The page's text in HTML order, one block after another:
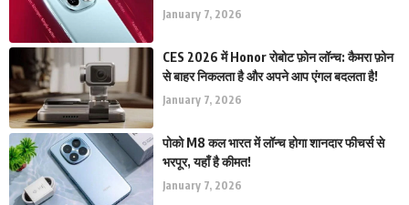
January 7, 2026
CES 2026 में Honor रोबोट फ़ोन लॉन्च: कैमरा फ़ोन
से बाहर निकलता है और अपने आप एंगल बदलता है!
January 7, 2026
पोको M8 कल भारत में लॉन्च होगा शानदार फीचर्स से
भरपूर, यहाँ है कीमत!
January 7, 2026